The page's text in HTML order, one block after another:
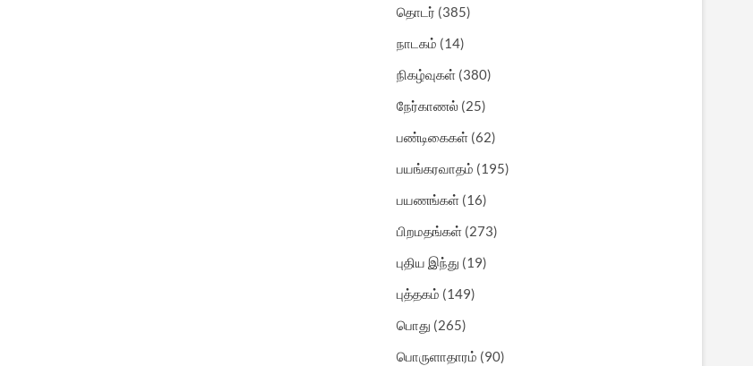
தொடர் (385)
நாடகம் (14)
நிகழ்வுகள் (380)
நேர்காணல் (25)
பண்டிகைகள் (62)
பயங்கரவாதம் (195)
பயணங்கள் (16)
பிறமதங்கள் (273)
புதிய இந்து (19)
புத்தகம் (149)
பொது (265)
பொருளாதாரம் (90)